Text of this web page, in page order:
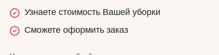
Узнаете стоимость Вашей уборки
Сможете оформить заказ